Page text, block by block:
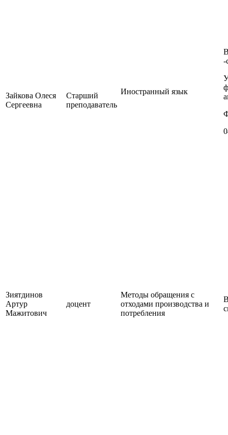
Зайкова Олеся
Сергеевна
Старший
преподаватель
Иностранный язык
-
Зиятдинов
Артур
Мажитович
доцент
Методы обращения с
отходами производства и
потребления